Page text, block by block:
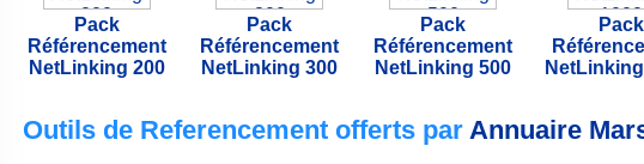
Pack
Référencement
NetLinking 200
Pack
Référencement
NetLinking 300
Pack
Référencement
NetLinking 500
Pack
Outils de Referencement offerts par Annuaire